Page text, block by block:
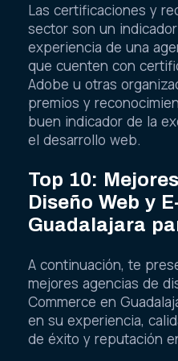
Las certificaciones y
sector son un
experiencia de una
que cuenten con
Adobe u otras
premios y
buen indicador de la
el desarrollo web.
Top 10:
Diseño Web y
Guadalajara
A continuación, te
mejores agencias de
Commerce en
en su experiencia,
de éxito y reputación